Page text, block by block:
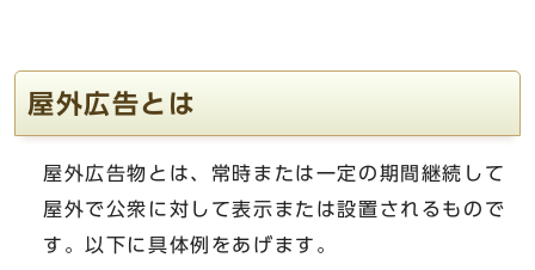
屋外広告とは
屋外広告物とは、常時または一定の期間継続して
屋外で公衆に対して表示または設置されるもので
す。以下に具体例をあげます。